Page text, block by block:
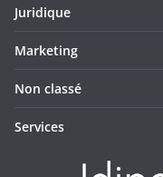
Juridique
Marketing
Non classé
Services